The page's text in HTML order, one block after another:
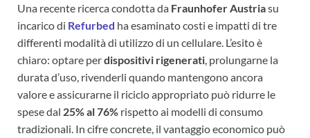
Una recente ricerca condotta da Fraunhofer Austriasu
incarico di Refurbed ha esaminato costi e impatti di tre
differenti modalità di utilizzo di un cellulare. L’esito è
chiaro: optare perdispositivi rigenerati , prolungarne la
durata d’uso, rivenderli quando mantengono ancora
valore e assicurarne il riciclo appropriato può ridurre le
spese dal 25% al 76% rispetto ai modelli di consumo
tradizionali. In cifre concrete, il vantaggio economico può